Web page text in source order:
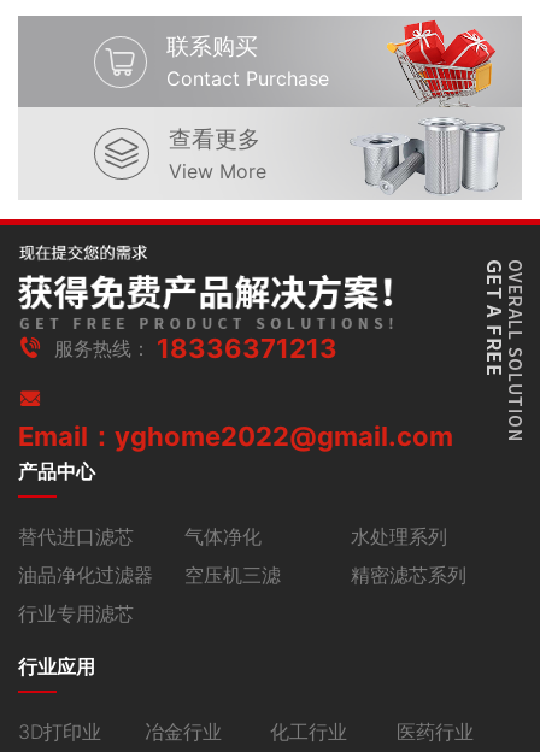
联系购买
Contact Purchase
查看更多
View More
服务热线： 18336371213
Email：yghome2022@gmail.com
产品中心
替代进口滤芯 气体净化
水处理系列
油品净化过滤器
空压机三滤
精密滤芯系列
行业专用滤芯
行业应用
3D打印业 冶金行业 化工行业
医药行业